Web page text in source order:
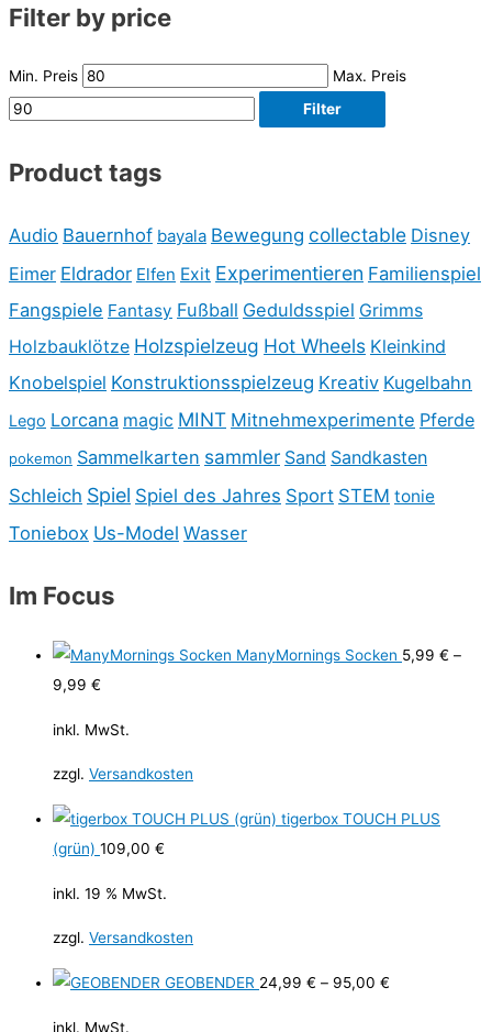
Filter by price
Min. Preis
Max. Preis
Filter
Product tags
Audio Bauernhof bayala Bewegung collectable Disney
Eimer Eldrador Elfen Exit Experimentieren Familienspiel
Fangspiele Fantasy Fußball Geduldsspiel Grimms
Holzbauklötze Holzspielzeug Hot Wheels Kleinkind
Knobelspiel Konstruktionsspielzeug Kreativ Kugelbahn
Lego Lorcana magic MINT Mitnehmexperimente Pferde
pokemon Sammelkarten sammler Sand Sandkasten
Schleich Spiel Spiel des Jahres Sport STEM tonie
Toniebox Us-Model Wasser
Im Focus
ManyMornings Socken 5,99 € –
9,99 €
inkl. MwSt.
zzgl. Versandkosten
tigerbox TOUCH PLUS
(grün) 109,00 €
inkl. 19 % MwSt.
zzgl. Versandkosten
GEOBENDER 24,99 € – 95,00 €
inkl. MwSt.